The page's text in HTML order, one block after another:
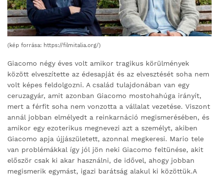
(kép forrása: https://filmitalia.org/)
Giacomo négy éves volt amikor tragikus körülmények
között elveszítette az édesapját és az elvesztését soha nem
volt képes feldolgozni. A család tulajdonában van egy
ceruzagyár, amit azonban Giacomo mostohahúga irányít,
mert a férfit soha nem vonzotta a vállalat vezetése. Viszont
annál jobban elmélyedt a reinkarnáció megismerésében, és
amikor egy ezoterikus megnevezi azt a személyt, akiben
Giacomo apja újjászületett, azonnal megkeresi. Mario tele
van problémákkal így jól jön neki Giacomo feltünése, akit
először csak ki akar használni, de idővel, ahogy jobban
megismerik egymást, igazi barátság alakul ki közöttük.A